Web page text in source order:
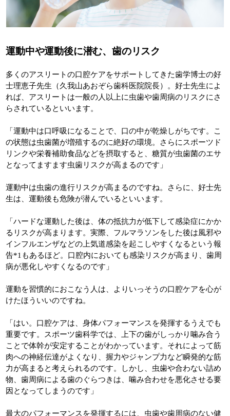
運動中や運動後に潜む、歯のリスク
多くのアスリートの口腔ケアをサポートしてきた歯学博士の好
士理恵子先生（久我山あおぞら歯科医院院長）。好士先生によ
れば、アスリートは一般の人以上に虫歯や歯周病のリスクにさ
らされているといいます。
「運動中は口呼吸になることで、口の中が乾燥しがちです。こ
の状態は虫歯菌が増殖するのに絶好の環境。さらにスポーツド
リンクや栄養補助食品などを摂取すると、糖質が虫歯菌のエサ
となってますます虫歯リスクが高まるのです」
運動中は虫歯の進行リスクが高まるのですね。さらに、好士先
生は、運動後も危険が潜んでいるといいます。
「ハードな運動した後は、体の抵抗力が低下して感染症にかか
るリスクが高まります。実際、フルマラソンをした後は風邪や
インフルエンザなどの上気道感染を起こしやすくなるという報
告*1もあるほど。口腔内においても感染リスクが高まり、歯周
病が悪化しやすくなるのです」
運動を習慣的におこなう人は、よりいっそうの口腔ケアを心が
けたほういいのですね。
「はい。口腔ケアは、身体パフォーマンスを発揮するうえでも
重要です。スポーツ歯科学では、上下の歯がしっかり噛み合う
ことで体幹が安定することがわかっています。それによって筋
肉への神経伝達がよくなり、握力やジャンプ力など瞬発的な筋
力が高まると考えられるのです。しかし、虫歯や合わない詰め
物、歯周病による歯のぐらつきは、噛み合わせを悪化させる要
因となってしまうのです」
最大のパフォーマンスを発揮するには、虫歯や歯周病のない健